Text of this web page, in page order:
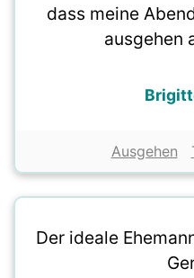
dass meine
ausgehen
Ausgehen
Der ideale